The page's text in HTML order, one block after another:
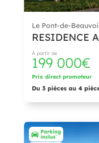
Le Pont-de-
RESIDENCE
À partir de
199 000€
Prix direct promoteur
Du 3 pièces au 4